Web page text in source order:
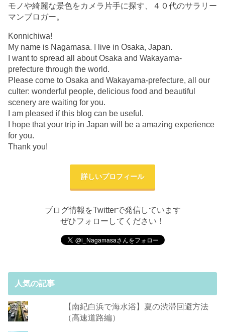
モノや綺麗な景色をカメラ片手に探す、４０代のサラリー
マンブロガー。
Konnichiwa!
My name is Nagamasa. I live in Osaka, Japan.
I want to spread all about Osaka and Wakayama-
prefecture through the world.
Please come to Osaka and Wakayama-prefecture, all our
culter: wonderful people, delicious food and beautiful
scenery are waiting for you.
I am pleased if this blog can be useful.
I hope that your trip in Japan will be a amazing experience
for you.
Thank you!
詳しいプロフィール
ブログ情報をTwitterで発信しています
ぜひフォローしてください！
人気の記事
【南紀白浜で海水浴】夏の渋滞回避方法
（高速道路編）